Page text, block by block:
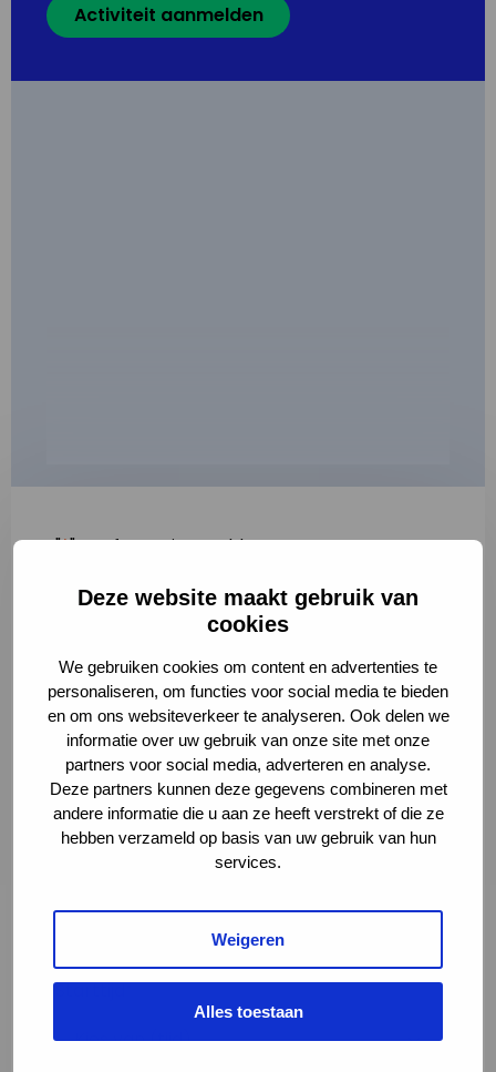
Deze website maakt gebruik van
cookies
We gebruiken cookies om content en advertenties te
personaliseren, om functies voor social media te bieden
en om ons websiteverkeer te analyseren. Ook delen we
informatie over uw gebruik van onze site met onze
partners voor social media, adverteren en analyse.
Deze partners kunnen deze gegevens combineren met
andere informatie die u aan ze heeft verstrekt of die ze
hebben verzameld op basis van uw gebruik van hun
services.
Weigeren
Alles toestaan
Activiteit aanmelden
"*" geeft vereiste velden aan
2
Volledige omschrijving*
Starttijd*